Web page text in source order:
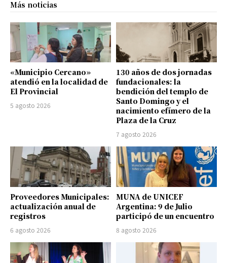
Más noticias
«Municipio Cercano»
atendió en la localidad de
El Provincial
5 agosto 2026
130 años de dos jornadas
fundacionales: la
bendición del templo de
Santo Domingo y el
nacimiento efímero de la
Plaza de la Cruz
7 agosto 2026
Proveedores Municipales:
actualización anual de
registros
6 agosto 2026
MUNA de UNICEF
Argentina: 9 de Julio
participó de un encuentro
8 agosto 2026